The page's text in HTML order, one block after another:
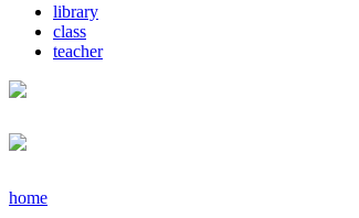
library
class
teacher
home